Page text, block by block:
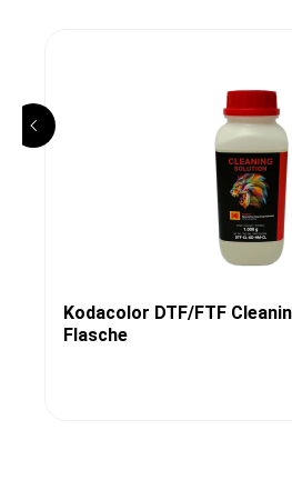
Kodacolor DTF/FTF
Flasche